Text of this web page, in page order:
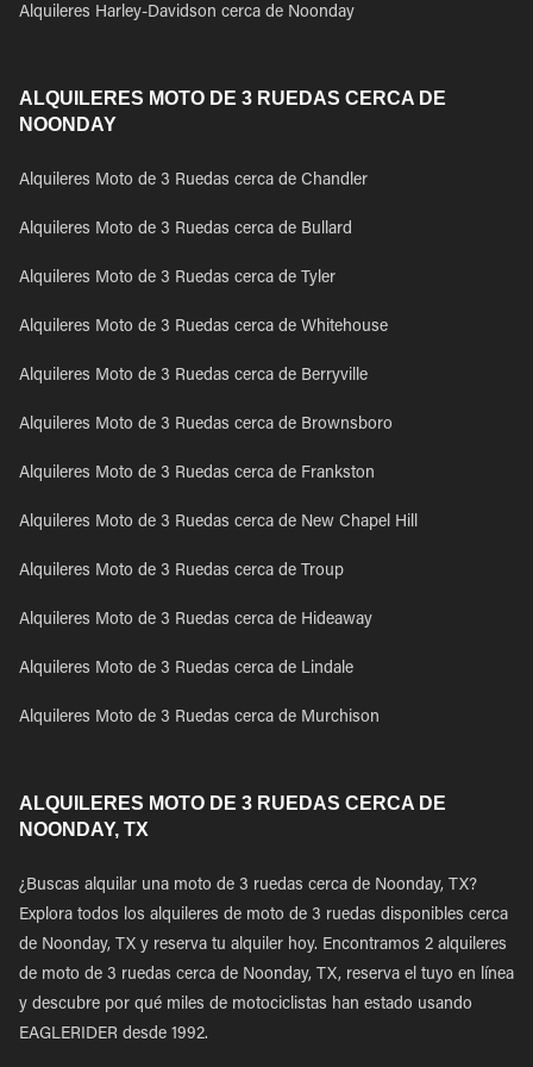
Alquileres Harley-Davidson cerca de Noonday
ALQUILERES MOTO DE 3 RUEDAS CERCA DE
NOONDAY
Alquileres Moto de 3 Ruedas cerca de Chandler
Alquileres Moto de 3 Ruedas cerca de Bullard
Alquileres Moto de 3 Ruedas cerca de Tyler
Alquileres Moto de 3 Ruedas cerca de Whitehouse
Alquileres Moto de 3 Ruedas cerca de Berryville
Alquileres Moto de 3 Ruedas cerca de Brownsboro
Alquileres Moto de 3 Ruedas cerca de Frankston
Alquileres Moto de 3 Ruedas cerca de New Chapel Hill
Alquileres Moto de 3 Ruedas cerca de Troup
Alquileres Moto de 3 Ruedas cerca de Hideaway
Alquileres Moto de 3 Ruedas cerca de Lindale
Alquileres Moto de 3 Ruedas cerca de Murchison
ALQUILERES MOTO DE 3 RUEDAS CERCA DE
NOONDAY, TX
¿Buscas alquilar una moto de 3 ruedas cerca de Noonday, TX?
Explora todos los alquileres de moto de 3 ruedas disponibles cerca
de Noonday, TX y reserva tu alquiler hoy. Encontramos 2 alquileres
de moto de 3 ruedas cerca de Noonday, TX, reserva el tuyo en línea
y descubre por qué miles de motociclistas han estado usando
EAGLERIDER desde 1992.